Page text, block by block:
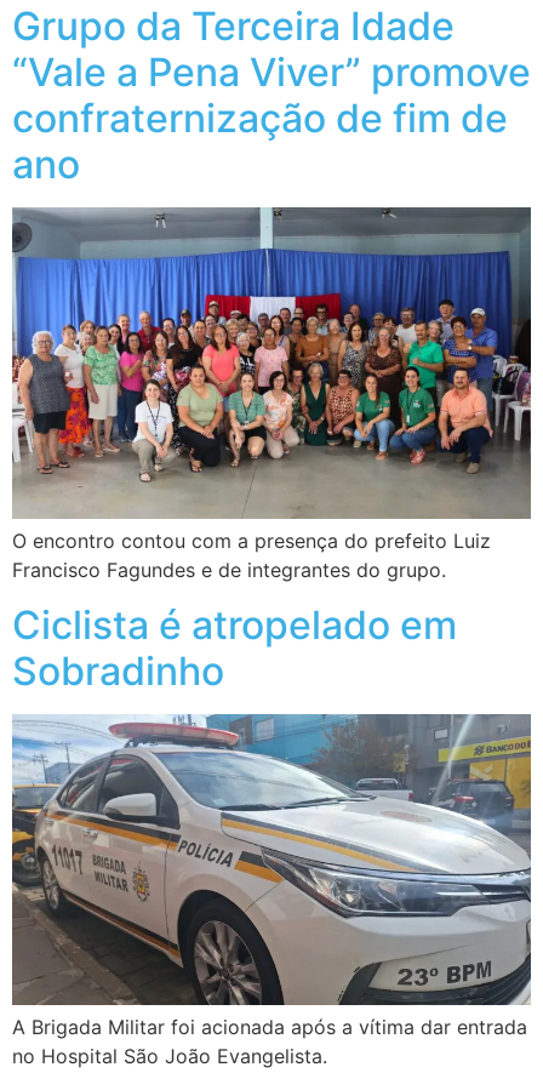
Grupo da Terceira Idade
“Vale a Pena Viver” promove
confraternização de fim de
ano
O encontro contou com a presença do prefeito Luiz
Francisco Fagundes e de integrantes do grupo.
Ciclista é atropelado em
Sobradinho
A Brigada Militar foi acionada após a vítima dar entrada
no Hospital São João Evangelista.